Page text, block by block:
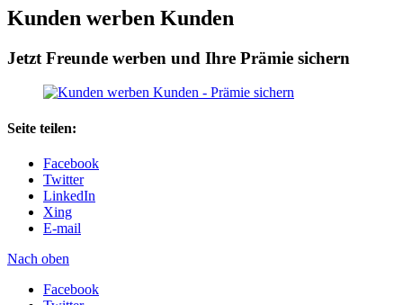
Kunden werben Kunden
Jetzt Freunde werben und Ihre Prämie sichern
Seite teilen:
Facebook
Twitter
LinkedIn
Xing
E-mail
Nach oben
Facebook